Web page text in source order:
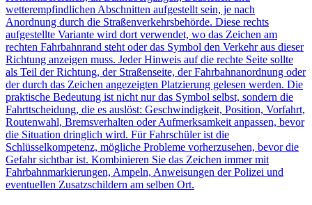
wetterempfindlichen Abschnitten aufgestellt sein, je nach
Anordnung durch die Straßenverkehrsbehörde. Diese rechts
aufgestellte Variante wird dort verwendet, wo das Zeichen am
rechten Fahrbahnrand steht oder das Symbol den Verkehr aus dieser
Richtung anzeigen muss. Jeder Hinweis auf die rechte Seite sollte
als Teil der Richtung, der Straßenseite, der Fahrbahnanordnung oder
der durch das Zeichen angezeigten Platzierung gelesen werden. Die
praktische Bedeutung ist nicht nur das Symbol selbst, sondern die
Fahrttscheidung, die es auslöst: Geschwindigkeit, Position, Vorfahrt,
Routenwahl, Bremsverhalten oder Aufmerksamkeit anpassen, bevor
die Situation dringlich wird. Für Fahrschüler ist die
Schlüsselkompetenz, mögliche Probleme vorherzusehen, bevor die
Gefahr sichtbar ist. Kombinieren Sie das Zeichen immer mit
Fahrbahnmarkierungen, Ampeln, Anweisungen der Polizei und
eventuellen Zusatzschildern am selben Ort.